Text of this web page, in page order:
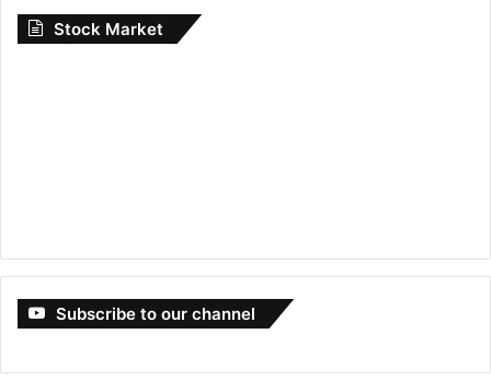
Stock Market
Subscribe to our channel